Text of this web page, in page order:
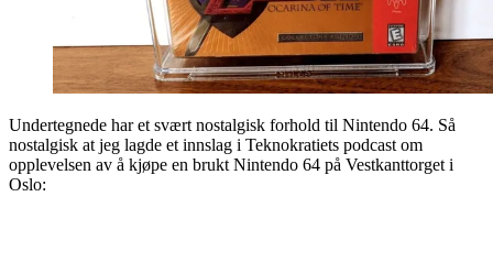
Undertegnede har et svært nostalgisk forhold til Nintendo 64. Så
nostalgisk at jeg lagde et innslag i Teknokratiets podcast om
opplevelsen av å kjøpe en brukt Nintendo 64 på Vestkanttorget i
Oslo: